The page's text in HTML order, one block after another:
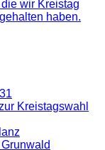
wir Kreistag
haben.
Kreistagswahl